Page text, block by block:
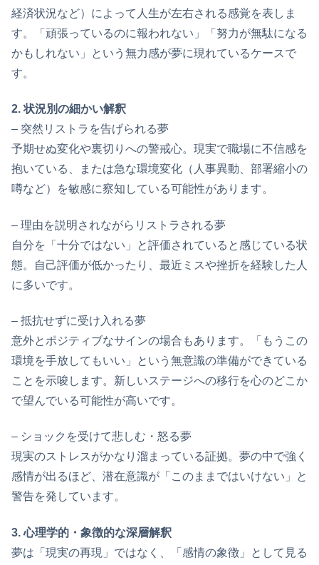
経済状況など）によって人生が左右される感覚を表しま
す。「頑張っているのに報われない」「努力が無駄になる
かもしれない」という無力感が夢に現れているケースで
す。
2. 状況別の細かい解釈
– 突然リストラを告げられる夢
予期せぬ変化や裏切りへの警戒心。現実で職場に不信感を
抱いている、または急な環境変化（人事異動、部署縮小の
噂など）を敏感に察知している可能性があります。
– 理由を説明されながらリストラされる夢
自分を「十分ではない」と評価されていると感じている状
態。自己評価が低かったり、最近ミスや挫折を経験した人
に多いです。
– 抵抗せずに受け入れる夢
意外とポジティブなサインの場合もあります。「もうこの
環境を手放してもいい」という無意識の準備ができている
ことを示唆します。新しいステージへの移行を心のどこか
で望んでいる可能性が高いです。
– ショックを受けて悲しむ・怒る夢
現実のストレスがかなり溜まっている証拠。夢の中で強く
感情が出るほど、潜在意識が「このままではいけない」と
警告を発しています。
3. 心理学的・象徴的な深層解釈
夢は「現実の再現」ではなく、「感情の象徴」として見る